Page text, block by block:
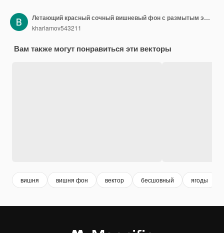
Летающий красный сочный вишневый фон с размытым эффектом размытия. Ягоды разного размера на прозрачном фоне. Может использоваться для обоев, баннеров, плакатов, оберточной бумаги, вектора
kharlamov543211
Вам также могут понравиться эти векторы
вишня вишня фон вектор бесшовный ягоды